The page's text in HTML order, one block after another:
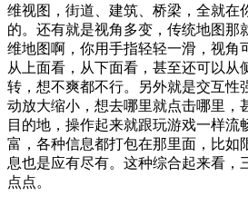
维视图，街道、建筑、桥梁，全就在
的。还有就是视角多变，传统地图那
维地图啊，你用手指轻轻一滑，视角
从上面看，从下面看，甚至还可以从
转，想不爽都不行。另外就是交互性
动放大缩小，想去哪里就点击哪里，
目的地，操作起来就跟玩游戏一样流
富，各种信息都打包在那里面，比如
息也是应有尽有。这种综合起来看，
点点。